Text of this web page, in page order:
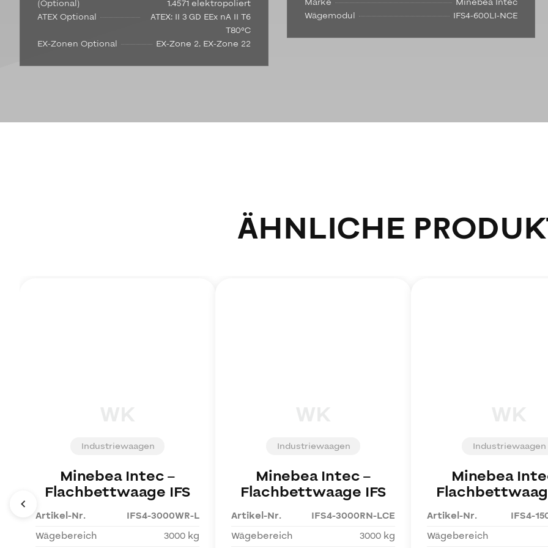
(Optional)
1.4571 elektropoliert
ATEX Optional
ATEX: II 3 GD EEx nA II T6
T80°C
EX-Zonen Optional
EX-Zone 2, EX-Zone 22
Wägemodul
IFS4-600LI-NCE
ÄHNLICHE
Industriewaagen
Minebea Intec–
Flachbettwaage IFS
Artikel-Nr.
IFS4-3000WR-L
Wägebereich
3000 kg
Industriewaagen
Minebea Intec–
Flachbettwaage IFS
Artikel-Nr.
IFS4-3000RN-LCE
Wägebereich
3000 kg
Industriewaagen
Minebea
Artikel-Nr.
IFS4-
Wägebereich